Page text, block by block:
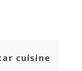
cuisine